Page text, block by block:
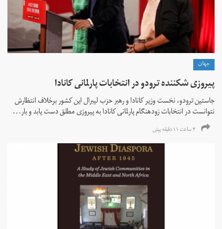
جهان
پیروزی شکننده ترودو در انتخابات پارلمانی کانادا
جاستین ترودو، نخست وزیر کانادا و رهبر حزب لیبرال این کشور برخلاف انتظارش
نتوانست در انتخابات زود‌هنگام پارلمانی کانادا به پیروزی مطلق دست یابد و بار...
۴ ساعت ۱۱ دقیقه پیش